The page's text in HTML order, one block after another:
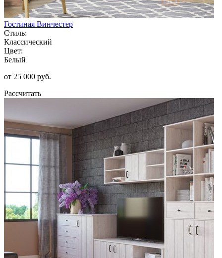
Гостиная Винчестер
Стиль:
Классический
Цвет:
Белый
от 25 000 руб.
Рассчитать